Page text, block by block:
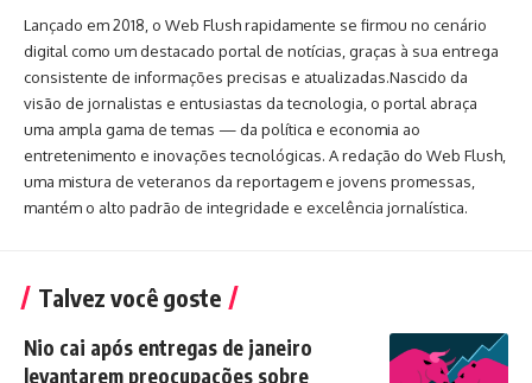
Lançado em 2018, o Web Flush rapidamente se firmou no cenário
digital como um destacado portal de notícias, graças à sua entrega
consistente de informações precisas e atualizadas.Nascido da
visão de jornalistas e entusiastas da tecnologia, o portal abraça
uma ampla gama de temas — da política e economia ao
entretenimento e inovações tecnológicas. A redação do Web Flush,
uma mistura de veteranos da reportagem e jovens promessas,
mantém o alto padrão de integridade e excelência jornalística.
Talvez você goste
Nio cai após entregas de janeiro
levantarem preocupações sobre